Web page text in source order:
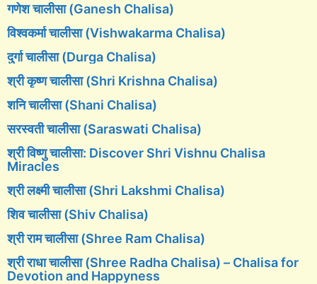
गणेश चालीसा (Ganesh Chalisa)
विश्वकर्मा चालीसा (Vishwakarma Chalisa)
दुर्गा चालीसा (Durga Chalisa)
श्री कृष्ण चालीसा (Shri Krishna Chalisa)
शनि चालीसा (Shani Chalisa)
सरस्वती चालीसा (Saraswati Chalisa)
श्री विष्णु चालीसा: Discover Shri Vishnu Chalisa
Miracles
श्री लक्ष्मी चालीसा (Shri Lakshmi Chalisa)
शिव चालीसा (Shiv Chalisa)
श्री राम चालीसा (Shree Ram Chalisa)
श्री राधा चालीसा (Shree Radha Chalisa) – Chalisa for
Devotion and Happyness